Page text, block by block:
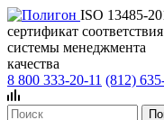
ISO 13485-
сертификат соответствия
системы менеджмента
качества
8 800 333-20-11 (812)